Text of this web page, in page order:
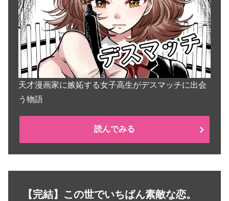
天才漫画家に嫉妬する女子高生がデスマッチに出会
う物語
読んでみる
【完結】この世でいちばん素敵な恋。